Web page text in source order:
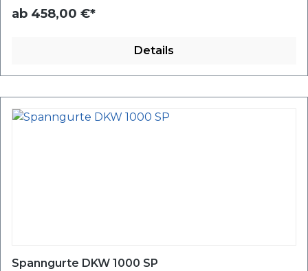
ab 458,00 €*
Details
Spanngurte DKW 1000 SP